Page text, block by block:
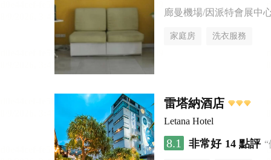
廊曼機場/因派特會展中
家庭房 洗衣服務
雷塔納酒店
Letana Hotel
8.1 非常好 14 點評